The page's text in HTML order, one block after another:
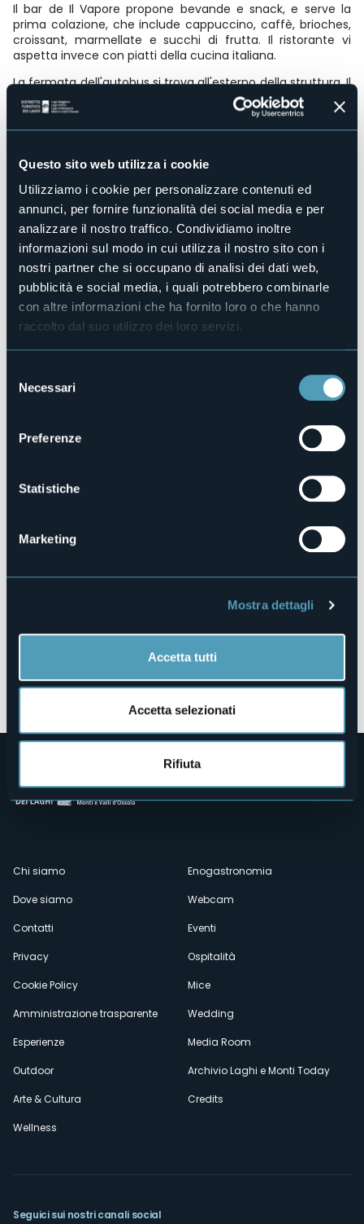
Questo sito web utilizza i cookie
Utilizziamo i cookie per personalizzare contenuti ed
annunci, per fornire funzionalità dei social media e per
analizzare il nostro traffico. Condividiamo inoltre
informazioni sul modo in cui utilizza il nostro sito con i
nostri partner che si occupano di analisi dei dati web,
pubblicità e social media, i quali potrebbero combinarle
con altre informazioni che ha fornito loro o che hanno
raccolto dal suo utilizzo dei loro servizi.
delNecessari
Preferenze
Statistiche
Marketing
Mostra dettagli
Accetta tutti
Accetta selezionati
Rifiuta
Il bar de Il Vapore propone bevande e snack, e serve la
prima colazione, che include cappuccino, caffè, brioches,
croissant, marmellate e succhi di frutta. Il ristorante vi
aspetta invece con piatti della cucina italiana.
La fermata dell'autobus si trova all'esterno della struttura. Il
Vapore dista 20 km dalla stazione ferroviaria di Verbania,
che offre collegamenti con Milano, e 10 minuti di auto dai
traghetti per Locarno e Arona.
No
Centro benessere
Sala congressi
No
Piscina
Animali ammessi
No
7
15
103049-ALB-00001
Via Nazionale, 90 - Spasolo
Apri mappa
Menù
secondario
Chi siamo
Dove siamo
Contatti
Privacy
Cookie Policy
Amministrazione trasparente
Esperienze
Outdoor
Arte & Cultura
Wellness
Enogastronomia
Webcam
Eventi
Ospitalità
Mice
Wedding
Media Room
Archivio Laghi e Monti Today
Credits
Seguici sui nostri canali social